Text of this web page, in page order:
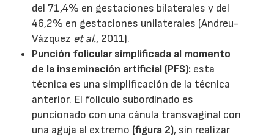
del 71,4% en gestaciones bilaterales y del
46,2% en gestaciones unilaterales (Andreu-
Vázquez et al., 2011).
Punción folicular simplificada al momento
de la inseminación artificial (PFS): esta
técnica es una simplificación de la técnica
anterior. El folículo subordinado es
puncionado con una cánula transvaginal con
una aguja al extremo (figura 2), sin realizar